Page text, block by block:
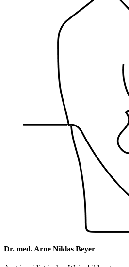
Dr. med. Arne Niklas Beyer